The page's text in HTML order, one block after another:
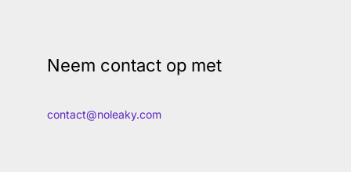
Neem contact op met
contact@noleaky.com